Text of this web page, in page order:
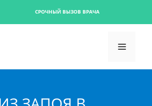
СРОЧНЫЙ ВЫЗОВ ВРАЧА